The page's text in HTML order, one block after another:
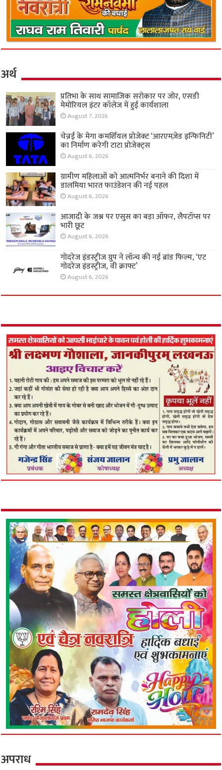
अर्थ
प्रतिभा के साथ सामाजिक सरोकार पर जोर, एसडी
मेमोरियल इंटर कॉलेज में हुई कार्यशाला
August 7, 2026
चेन्नई के मेगा कमर्शियल प्रोजेक्ट ‘आरएमज़ेड इन्फिनिटी’
का निर्माण करेगी टाटा प्रोजेक्ट्स
August 6, 2026
ग्रामीण महिलाओं को आत्मनिर्भर बनाने की दिशा में
डालमिया भारत फाउंडेशन की नई पहल
August 6, 2026
आजादी के जश्न पर एसुस का बड़ा ऑफर, लैपटॉप्स पर
भारी छूट
August 6, 2026
गोदरेज इंडस्ट्रीज ग्रुप ने लॉन्च की नई ब्रांड फिल्म, ‘एट
गोदरेज इंडस्ट्रीज, वी क्राफ्ट’
August 6, 2026
अपराध